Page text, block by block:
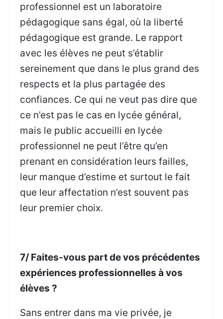
professionnel est un laboratoire
pédagogique sans égal, où la liberté
pédagogique est grande. Le rapport
avec les élèves ne peut s’établir
sereinement que dans le plus grand des
respects et la plus partagée des
confiances. Ce qui ne veut pas dire que
ce n’est pas le cas en lycée général,
mais le public accueilli en lycée
professionnel ne peut l’être qu’en
prenant en considération leurs failles,
leur manque d’estime et surtout le fait
que leur affectation n’est souvent pas
leur premier choix.
7/ Faites-vous part de vos précédentes
expériences professionnelles à vos
élèves ?
Sans entrer dans ma vie privée, je